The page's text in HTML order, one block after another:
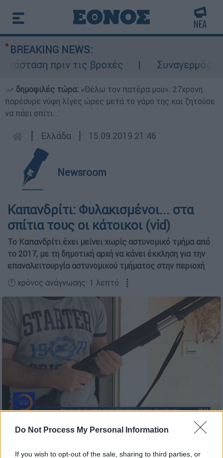
Do Not Process My Personal Information
If you wish to opt-out of the sale, sharing to third parties, or
BREAKING NEWS:
πριν τις βροχές
Συναγερμός
δημοφιλές τώρα: «Θέλω τον πατέρα μου»: 27χρονη
παρέσυρε νύφη λίγες ώρες μετά το γάμο της και ζητούσε
να πάει σπίτι...
┋ Ελλάδα ┋ 15.09.2019 21:46
Newsroom
Καπανδρίτι: Φυλακισμένοι... στα
σπίτια τους οι κάτοικοι (vid)
Το Καπανδρίτι έχει μείνει χωρίς αστυνομικό τμήμα από
το 2017, με τη δημοτική αρχή να κάνει έκκληση για την
επαναλειτουργία αστυνομικού τμήματος στην περιοχή
🕛 χρόνος ανάγνωσης: 1 λεπτό ┋
Προσθέστε το ΕΘΝΟΣ στη Google